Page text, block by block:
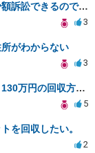
クーリングオフを認めてもらうために少額訴訟できるのでしょうか。
3
がわからない
3
上階の水出しっぱなしによる漏水被害、130万円の回収方法を相談したい
5
を回収したい。
2